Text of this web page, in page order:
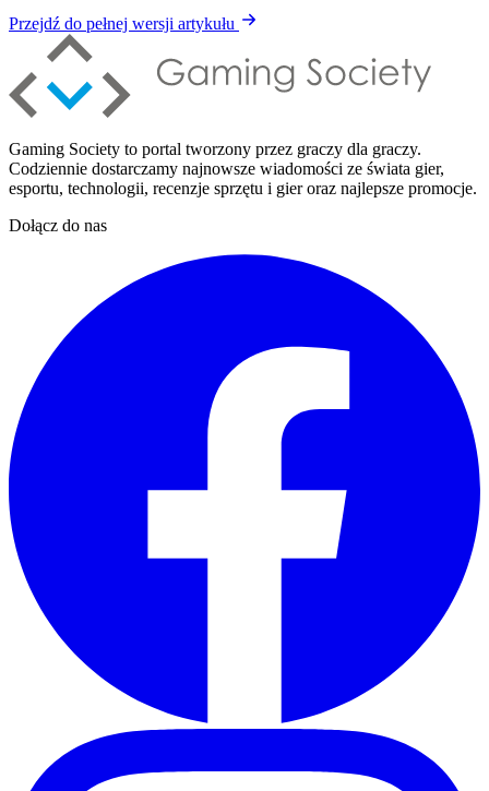
Przejdź do pełnej wersji artykułu
Gaming Society to portal tworzony przez graczy dla graczy.
Codziennie dostarczamy najnowsze wiadomości ze świata gier,
esportu, technologii, recenzje sprzętu i gier oraz najlepsze promocje.
Dołącz do nas